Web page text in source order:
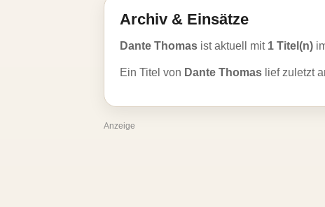
Archiv & Einsätze
Dante Thomas ist aktuell mit 1 Titel(n)
Ein Titel von Dante Thomas lief zuletzt
Anzeige